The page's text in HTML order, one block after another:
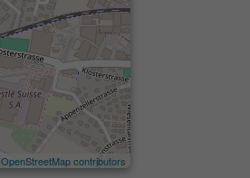
OpenStreetMap contributors